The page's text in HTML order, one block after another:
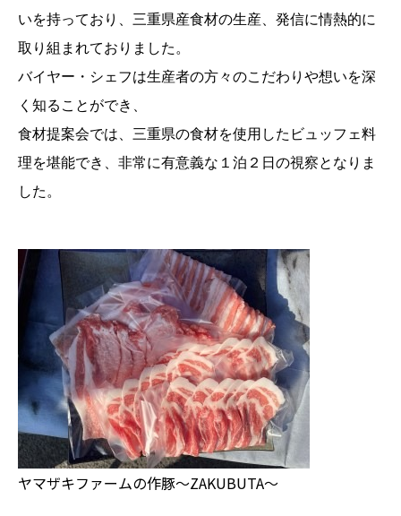
いを持っており、三重県産食材の生産、発信に情熱的に
取り組まれておりました。
バイヤー・シェフは生産者の方々のこだわりや想いを深
く知ることができ、
食材提案会では、三重県の食材を使用したビュッフェ料
理を堪能でき、非常に有意義な１泊２日の視察となりま
した。
ヤマザキファームの作豚～ZAKUBUTA～